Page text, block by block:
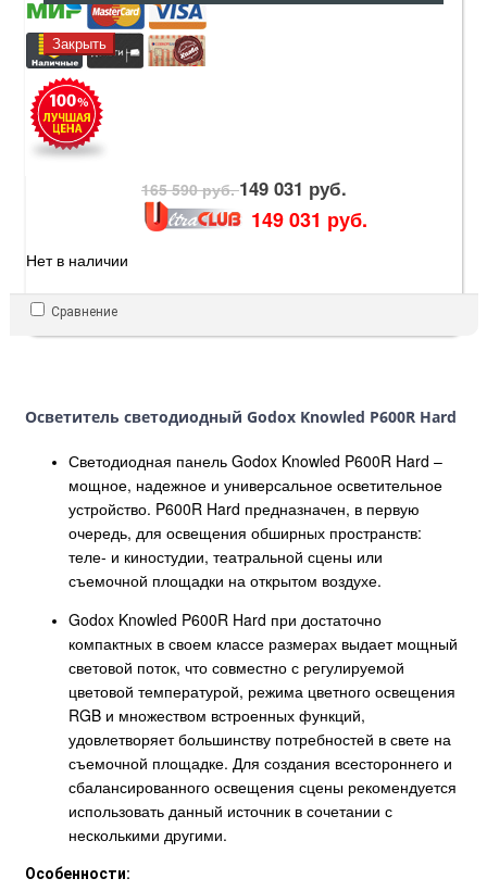
165 590 руб.149 031 руб.
149 031 руб.
Нет в наличии
Сравнение
Осветитель светодиодный Godox Knowled P600R Hard
Светодиодная панель Godox Knowled P600R Hard –
мощное, надежное и универсальное осветительное
устройство. P600R Hard предназначен, в первую
очередь, для освещения обширных пространств:
теле- и киностудии, театральной сцены или
съемочной площадки на открытом воздухе.
Godox Knowled P600R Hard при достаточно
компактных в своем классе размерах выдает мощный
световой поток, что совместно с регулируемой
цветовой температурой, режима цветного освещения
RGB и множеством встроенных функций,
удовлетворяет большинству потребностей в свете на
съемочной площадке. Для создания всестороннего и
сбалансированного освещения сцены рекомендуется
использовать данный источник в сочетании с
несколькими другими.
Особенности:
Закрыть